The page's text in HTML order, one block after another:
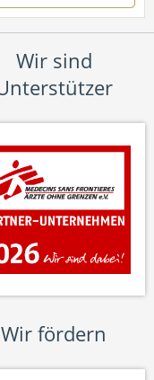
Wir sind
Wir fördern